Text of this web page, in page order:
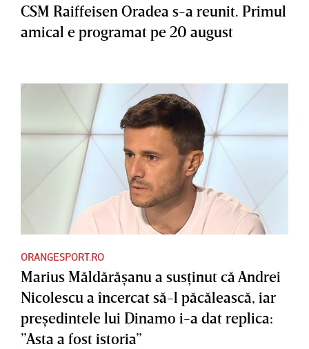
CSM Raiffeisen Oradea s-a reunit. Primul
amical e programat pe 20 august
ORANGESPORT.RO
Marius Măldărăşanu a susţinut că Andrei
Nicolescu a încercat să-l păcălească, iar
preşedintele lui Dinamo i-a dat replica:
”Asta a fost istoria”